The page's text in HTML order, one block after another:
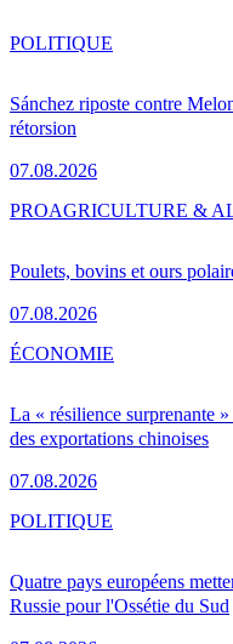
Sánchez riposte contre
rétorsion
07.08.2026
POLITIQUE
Poulets, bovins et ours
07.08.2026
PROAGRICULTURE &
La « résilience surprenante
des exportations chinoises
07.08.2026
ÉCONOMIE
Quatre pays européens
Russie pour l'Ossétie du Sud
POLITIQUE